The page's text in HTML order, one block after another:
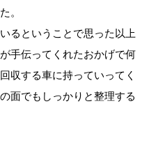
。
るということで思った以上
手伝ってくれたおかげで何
収する車に持っていってく
面でもしっかりと整理する